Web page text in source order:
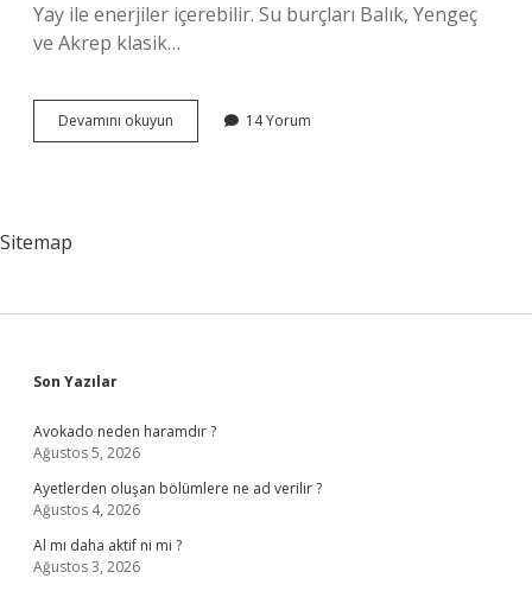
Yay ile enerjiler içerebilir. Su burçları Balık, Yengeç
ve Akrep klasik…
Devamını okuyun
Burcu
14 Yorum
Sitemap
Sidebar
Son Yazılar
Avokado neden haramdır ?
Ağustos 5, 2026
Ayetlerden oluşan bölümlere ne ad verilir ?
Ağustos 4, 2026
Al mı daha aktif ni mi ?
Ağustos 3, 2026